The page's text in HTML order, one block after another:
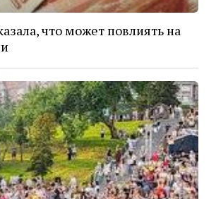
что может повлиять на